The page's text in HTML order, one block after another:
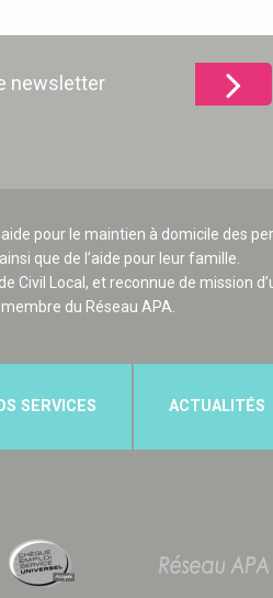
newsletter
pour le maintien à domicile des
que de l’aide pour leur famille.
Civil Local, et reconnue de mission
du Réseau APA.
SERVICES ACTUALITÉS